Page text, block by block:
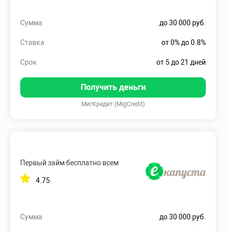
Сумма до 30 000 руб.
Ставка от 0% до 0.8%
Срок от 5 до 21 дней
Получить деньги
МигКредит (MigCredit)
Первый займ бесплатно всем
4.75
Сумма до 30 000 руб.